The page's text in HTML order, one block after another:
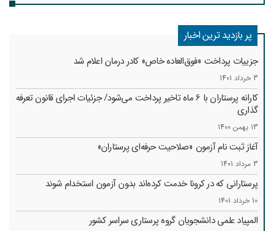
پر بازدید ترین اخبار
جزییات پرداخت «فوق‌العاده خاص» کادر درمان اعلام شد
3 خرداد 1401
کارانه‌ پرستاران با 6 ماه تاخیر پرداخت می‌شود/ جزئیات اجرای قانون تعرفه
گذاری
13 بهمن 1400
آغاز ثبت نام آزمون «صلاحیت حرفه‌ای پرستاران»
3 مرداد 1401
پرستارانی که در کرونا خدمت کرد‌ه‌اند بدون آزمون استخدام شوند
10 خرداد 1401
المپیاد علمی دانشجویان گروه پرستاری سراسر کشور